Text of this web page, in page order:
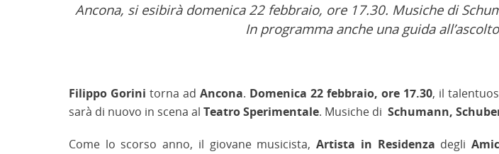
Ancona, si esibirà domenica 22 febbraio, ore 17.30. Musiche di
In programma anche una guida all’ascolto
Filippo Gorini torna ad Ancona. Domenica 22 febbraio, ore 17.30, il
sarà di nuovo in scena al Teatro Sperimentale. Musiche di Schumann,
Come lo scorso anno, il giovane musicista,Artista in Residenza degli